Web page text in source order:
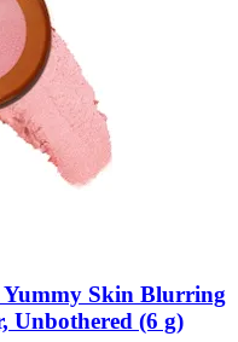
Yummy Skin Blurring
Unbothered (6 g)